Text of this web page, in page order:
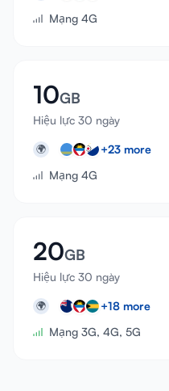
Mạng 4G
10GB
Hiệu lực 30 ngày
🌍 +23 more
Mạng 4G
20GB
Hiệu lực 30 ngày
🌍 +18 more
Mạng 3G, 4G, 5G